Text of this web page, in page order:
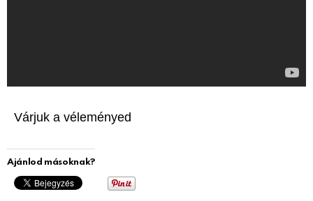
Várjuk a véleményed
Ajánlod másoknak?